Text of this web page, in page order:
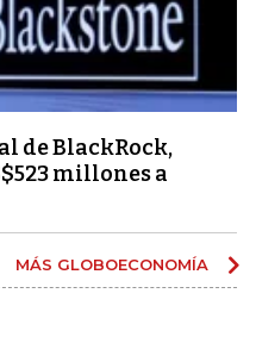
de BlackRock,
millones a
MÁS GLOBOECONOMÍA